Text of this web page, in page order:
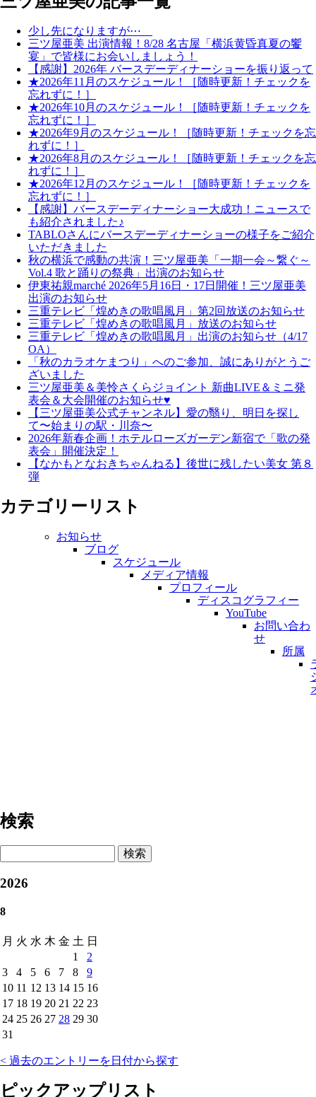
少し先になりますが⋯
三ツ屋亜美 出演情報！8/28 名古屋「横浜黄昏真夏の饗
宴」で皆様にお会いしましょう！
【感謝】2026年 バースデーディナーショーを振り返って
★2026年11月のスケジュール！［随時更新！チェックを
忘れずに！］
★2026年10月のスケジュール！［随時更新！チェックを
忘れずに！］
★2026年9月のスケジュール！［随時更新！チェックを忘
れずに！］
★2026年8月のスケジュール！［随時更新！チェックを忘
れずに！］
★2026年12月のスケジュール！［随時更新！チェックを
忘れずに！］
【感謝】バースデーディナーショー大成功！ニュースで
も紹介されました♪
TABLOさんにバースデーディナーショーの様子をご紹介
いただきました
秋の横浜で感動の共演！三ツ屋亜美「一期一会～繋ぐ～
Vol.4 歌と踊りの祭典」出演のお知らせ
伊東祐親marché 2026年5月16日・17日開催！三ツ屋亜美
出演のお知らせ
三重テレビ「煌めきの歌唱風月」第2回放送のお知らせ
三重テレビ「煌めきの歌唱風月」放送のお知らせ
三重テレビ「煌めきの歌唱風月」出演のお知らせ（4/17
OA）
「秋のカラオケまつり」へのご参加、誠にありがとうご
ざいました
三ツ屋亜美＆美怜さくらジョイント 新曲LIVE＆ミニ発
表会＆大会開催のお知らせ♥
【三ツ屋亜美公式チャンネル】愛の翳り、明日を探し
て〜始まりの駅・川奈〜
2026年新春企画！ホテルローズガーデン新宿で「歌の発
表会」開催決定！
【なかもとなおきちゃんねる】後世に残したい美女 第８
弾
カテゴリーリスト
お知らせ
ブログ
スケジュール
メディア情報
プロフィール
ディスコグラフィー
YouTube
お問い合わ
せ
所属
検索
検索
2026
8
月 火 水 木 金 土 日
1
2
3
4 5 6 7 8
9
10 11 12 13 14 15 16
17 18 19 20 21 22 23
24 25 26 27 28 29 30
31
< 過去のエントリーを日付から探す
ピックアップリスト